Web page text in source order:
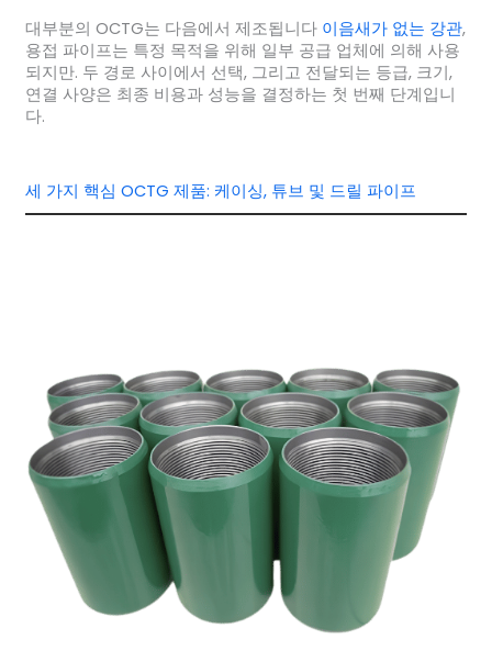
대부분의 OCTG는 다음에서 제조됩니다 이음새가 없는 강관,
용접 파이프는 특정 목적을 위해 일부 공급 업체에 의해 사용
되지만. 두 경로 사이에서 선택, 그리고 전달되는 등급, 크기,
연결 사양은 최종 비용과 성능을 결정하는 첫 번째 단계입니
다.
세 가지 핵심 OCTG 제품: 케이싱, 튜브 및 드릴 파이프